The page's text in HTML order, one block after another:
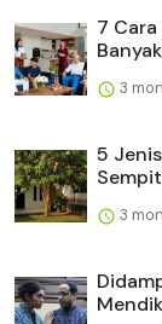
7
3
5
3